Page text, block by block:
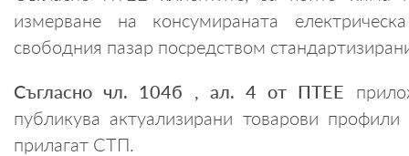
измерване на консумираната
свободния пазар посредством
Съгласно чл. 104б , ал. 4 от ПТЕЕ
публикува актуализирани товарови
прилагат СТП.